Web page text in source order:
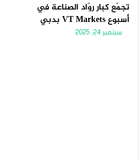
تجمّع كبار روّاد الصناعة في
أسبوع VT Markets بدبي
سبتمبر 24, 2025